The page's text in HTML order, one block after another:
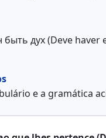
быть дух (Deve haver
e a gramática